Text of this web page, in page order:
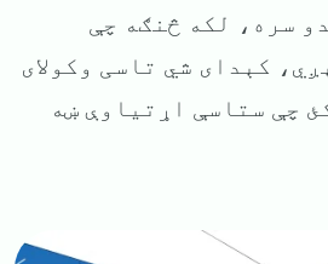
سره، لکه څنګه چې
کېدای شي تاسی وکولای
چې ستاسې اړتیاوې ښه